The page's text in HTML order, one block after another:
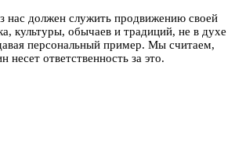
нас должен служить продвижению своей
культуры, обычаев и традиций, не в духе
персональный пример. Мы считаем,
несет ответственность за это.